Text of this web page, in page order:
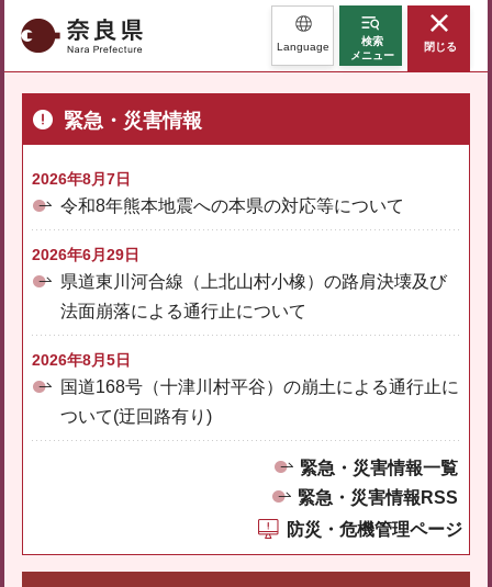
奈良県 Language
検索
メニュー
閉じる
緊急・災害情報
2026年8月7日
令和8年熊本地震への本県の対応等について
2026年6月29日
県道東川河合線（上北山村小橡）の路肩決壊及び
法面崩落による通行止について
2026年8月5日
国道168号（十津川村平谷）の崩土による通行止に
ついて(迂回路有り)
緊急・災害情報一覧
緊急・災害情報RSS
防災・危機管理ページ